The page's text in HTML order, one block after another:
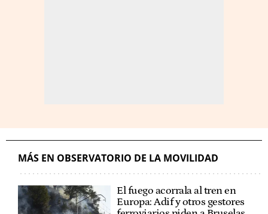
MÁS EN OBSERVATORIO DE LA MOVILIDAD
El fuego acorrala al tren en
Europa: Adif y otros gestores